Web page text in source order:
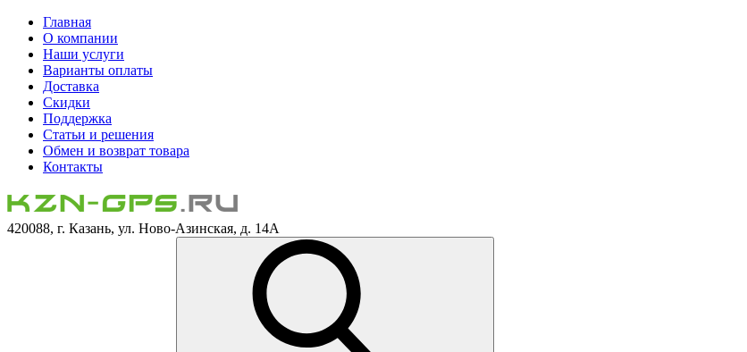
Главная
О компании
Наши услуги
Варианты оплаты
Доставка
Скидки
Поддержка
Статьи и решения
Обмен и возврат товара
Контакты
420088, г. Казань, ул. Ново-Азинская, д. 14А